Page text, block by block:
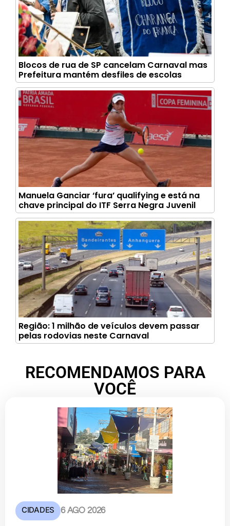
Blocos de rua de SP cancelam Carnaval mas
Prefeitura mantém desfiles de escolas
Manuela Ganciar ‘fura’ qualifying e está na
chave principal do ITF Serra Negra Juvenil
Região: 1 milhão de veículos devem passar
pelas rodovias neste Carnaval
RECOMENDAMOS PARA
VOCÊ
CIDADES 6 AGO 2026